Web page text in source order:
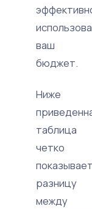
ваш
бюджет.
Ниже
таблица
четко
разницу
между